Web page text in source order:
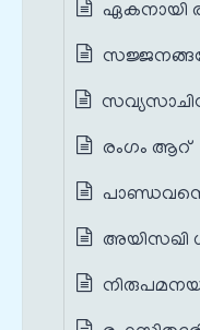
ഏകനായി
രംഗം ആറ്
അയിസഖി